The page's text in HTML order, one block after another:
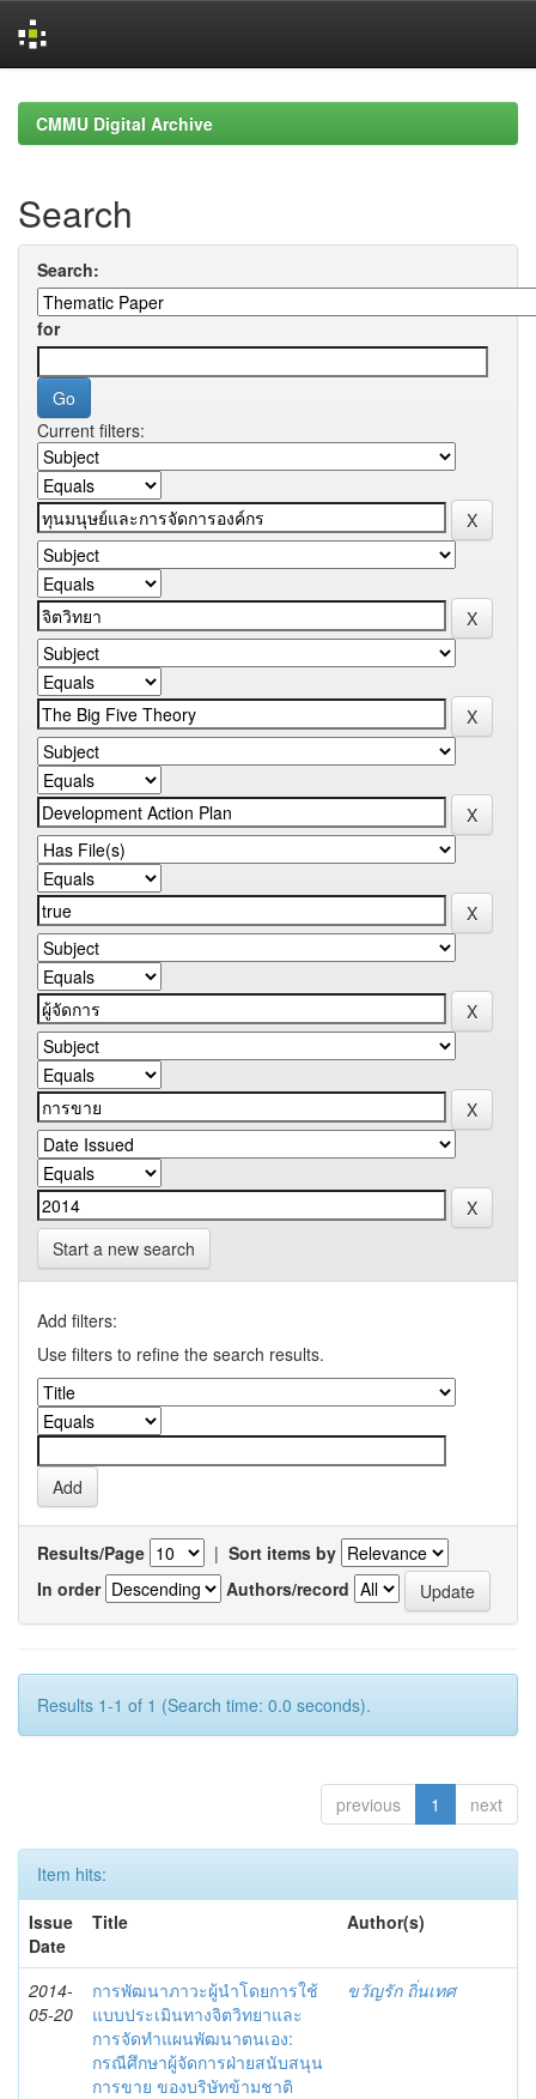
navigationCMMU Digital Archive
Search
Search:
for
Current filters:
Start a new search
Add filters:
Use filters to refine the search results.
Results/Page | Sort items by
In order
Authors/record
Results 1-1 of 1 (Search time: 0.0 seconds).
previous 1 next
Item hits:
Issue
Date
Title Author(s)
2014-
05-20
การพัฒนาภาวะผู้นำโดยการใช้
แบบประเมินทางจิตวิทยาและ
การจัดทำแผนพัฒนาตนเอง:
กรณีศึกษาผู้จัดการฝ่ายสนับสนุน
การขาย ของบริษัทข้ามชาติ
ขวัญรัก ถิ่นเทศ